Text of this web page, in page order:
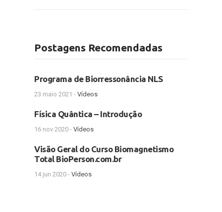
Postagens Recomendadas
Programa de Biorressonância NLS
23 maio 2021 - Vídeos
Física Quântica – Introdução
16 nov 2020 - Vídeos
Visão Geral do Curso Biomagnetismo
Total BioPerson.com.br
14 jun 2020 - Vídeos